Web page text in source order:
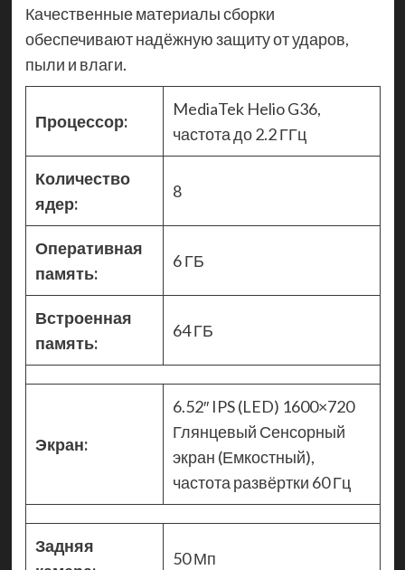
Качественные материалы сборки
обеспечивают надёжную защиту от ударов,
пыли и влаги.
Процессор:
MediaTek Helio G36,
частота до 2.2 ГГц
Количество
ядер:
8
Оперативная
память:
6 ГБ
Встроенная
память:
64 ГБ
Экран:
6.52″ IPS (LED) 1600×720
Глянцевый Сенсорный
экран (Емкостный),
частота развёртки 60 Гц
Задняя
50 Мп